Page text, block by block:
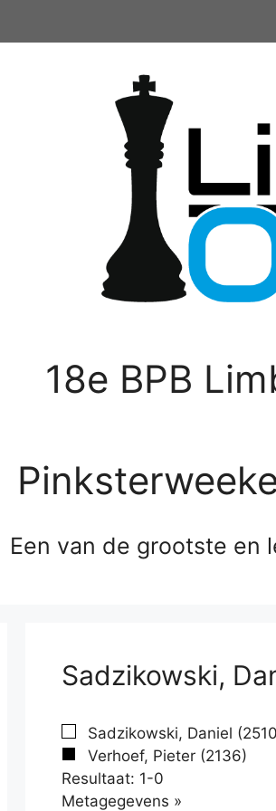
18e BPB
Een van de grootste en
Sadzikowski,
Sadzikowski, Daniel
Verhoef, Pieter (2136)
Resultaat: 1-0
Metagegevens »